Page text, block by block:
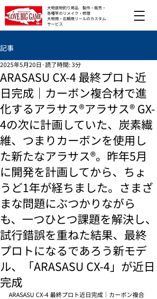
大物底物釣り用品 製作・販売・
各種竿のリメイク・修理
大物用・石鯛用リールのカスタム
サービス
記事
ARASASU CX-4 最終プロト近
日完成｜カーボン複合材で進
化するアラサス®アラサス® GX-
4の次に計画していた、炭素繊
維、つまりカーボンを使用し
た新たなアラサス®。昨年5月
に開発を計画してから、ちょ
うど1年が経ちました。さまざ
まな問題にぶつかりながら
も、一つひとつ課題を解決し、
試行錯誤を重ねた結果、最終
プロトになるであろう新モデ
ル、「ARASASU CX-4」が近日
完成
2025年5月20日 読了時間: 3分
ARASASU CX-4 最終プロト近日完成｜カーボン複合